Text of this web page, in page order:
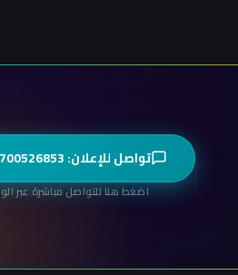
تواصل للإعلان: 009647700526853
اضغط هنا للتواصل مباشرة عبر